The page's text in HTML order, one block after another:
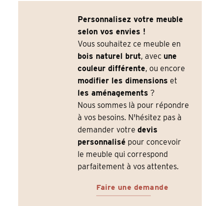
Personnalisez votre meuble
selon vos envies !
Vous souhaitez ce meuble en
bois naturel brut, avec une
couleur différente, ou encore
modifier les dimensions et
les aménagements ?
Nous sommes là pour répondre
à vos besoins. N'hésitez pas à
demander votredevis
personnalisé pour concevoir
le meuble qui correspond
parfaitement à vos attentes.
Faire une demande